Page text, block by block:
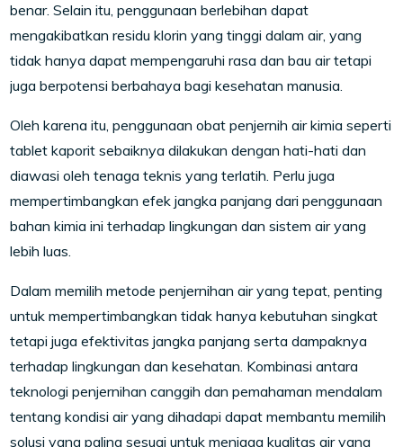
benar. Selain itu, penggunaan berlebihan dapat
mengakibatkan residu klorin yang tinggi dalam air, yang
tidak hanya dapat mempengaruhi rasa dan bau air tetapi
juga berpotensi berbahaya bagi kesehatan manusia.
Oleh karena itu, penggunaan obat penjernih air kimia seperti
tablet kaporit sebaiknya dilakukan dengan hati-hati dan
diawasi oleh tenaga teknis yang terlatih. Perlu juga
mempertimbangkan efek jangka panjang dari penggunaan
bahan kimia ini terhadap lingkungan dan sistem air yang
lebih luas.
Dalam memilih metode penjernihan air yang tepat, penting
untuk mempertimbangkan tidak hanya kebutuhan singkat
tetapi juga efektivitas jangka panjang serta dampaknya
terhadap lingkungan dan kesehatan. Kombinasi antara
teknologi penjernihan canggih dan pemahaman mendalam
tentang kondisi air yang dihadapi dapat membantu memilih
solusi yang paling sesuai untuk menjaga kualitas air yang